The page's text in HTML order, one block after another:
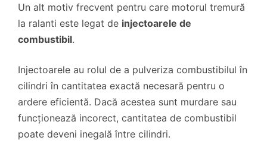
Un alt motiv frecvent pentru care motorul tremură
la ralanti este legat de injectoarele de
combustibil.
Injectoarele au rolul de a pulveriza combustibilul în
cilindri în cantitatea exactă necesară pentru o
ardere eficientă. Dacă acestea sunt murdare sau
funcționează incorect, cantitatea de combustibil
poate deveni inegală între cilindri.